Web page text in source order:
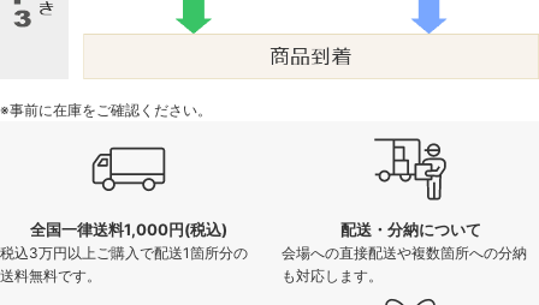
※事前に在庫をご確認ください。
全国一律送料1,000円(税込)
税込3万円以上ご購入で配送1箇所分の
送料無料です。
配送・分納について
会場への直接配送や複数箇所への分納
も対応します。